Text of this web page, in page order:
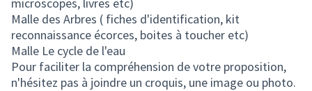
Malle des Arbres ( fiches d'identification, kit
reconnaissance écorces, boites à toucher etc)
Malle Le cycle de l'eau
Pour faciliter la compréhension de votre proposition,
n'hésitez pas à joindre un croquis, une image ou photo.